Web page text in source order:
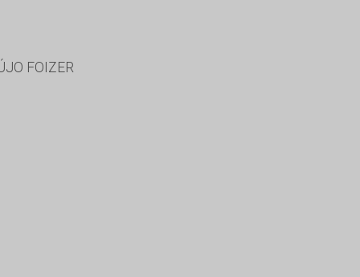
FOIZER